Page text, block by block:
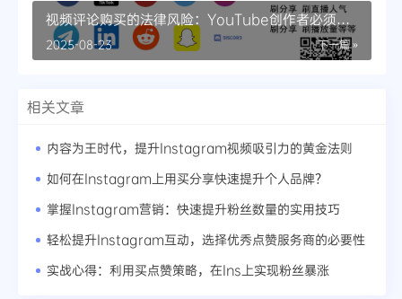
视频评论购买的法律风险：YouTube创作者必须了
解的关键
下一篇 »
2025-08-23
相关文章
内容为王时代，提升Instagram视频吸引力的黄金法则
如何在Instagram上用买分享快速提升个人品牌？
掌握Instagram营销：快速提升粉丝数量的实用技巧
轻松提升Instagram互动，选择优秀点赞服务商的必要性
实战心得：利用买点赞策略，在Ins上实现粉丝暴涨